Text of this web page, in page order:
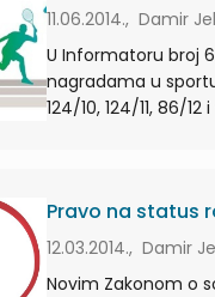
11.06.2014., Damir
U Informatoru broj
nagradama u
124/10, 124/11, 86/
Pravo na status
12.03.2014., Damir
Novim Zakonom o